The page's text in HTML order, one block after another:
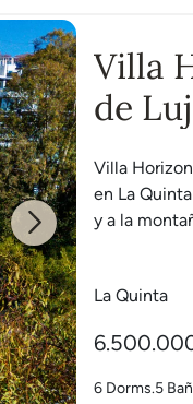
Next
Villa
de
Villa
en La
y a la
La Quinta
6 Dorms.5